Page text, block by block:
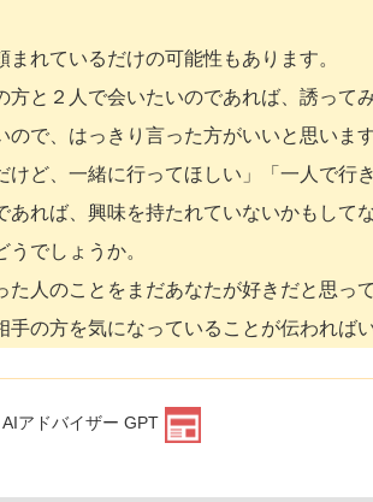
まれているだけの可能性もあります。
方と２人で会いたいのであれば、誘って
ので、はっきり言った方がいいと思いま
けど、一緒に行ってほしい」「一人で行
あれば、興味を持たれていないかもして
うでしょうか。
た人のことをまだあなたが好きだと思っ
手の方を気になっていることが伝われば
AIアドバイザー GPT